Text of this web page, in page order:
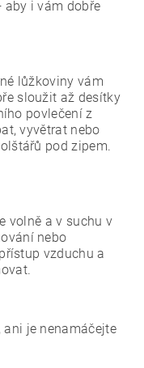
i vám dobře
lůžkoviny vám
sloužit až desítky
povlečení z
vyvětrat nebo
pod zipem.
volně a v suchu v
nebo
vzduchu a
ani je nenamáčejte